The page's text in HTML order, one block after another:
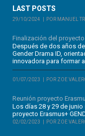
LAST POSTS
29/10/2024 POR MANUEL
Finalización del proyecto
Después de dos años
Gender Drama ID,
innovadora para formar a
01/07/2023 POR ZOE
Reunión proyecto
Los días 28 y 29 de
proyecto Erasmus+
02/02/2023 POR ZOE